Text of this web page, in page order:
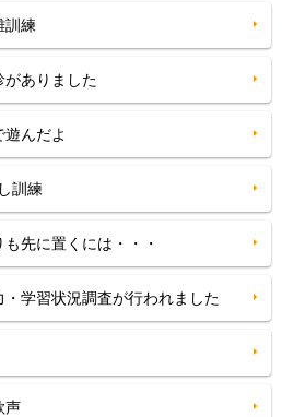
訓練
ありました
んだよ
訓練
先に置くには・・・
学習状況調査が行われました
声